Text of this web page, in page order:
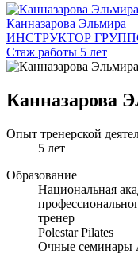
Канназарова Эльмира
ИНСТРУКТОР
Стаж работы 5 лет
Канназарова
Опыт тренерской
5 лет
Образование
Национальная
тренер
Polestar Pilates
Очные семинары